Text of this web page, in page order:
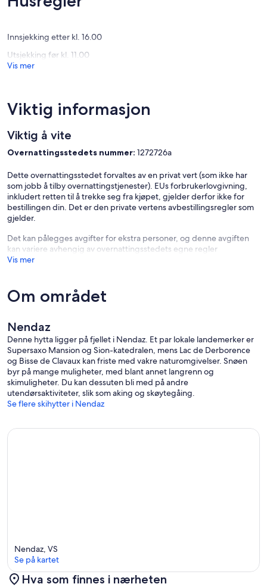
(10
Innsjekking etter kl. 16.00
Utsjekking før kl. 11.00
Vis mer
Viktig informasjon
Viktig å vite
Overnattingsstedets nummer: 1272726a
Dette overnattingsstedet forvaltes av en privat vert (som ikke har
som jobb å tilby overnattingstjenester). EUs forbrukerlovgivning,
inkludert retten til å trekke seg fra kjøpet, gjelder derfor ikke for
bestillingen din. Det er den private vertens avbestillingsregler som
gjelder.
Det kan pålegges avgifter for ekstra personer, og denne avgiften
kan variere avhengig av overnattingsstedets egne regler
Vis mer
Om området
Nendaz
Denne hytta ligger på fjellet i Nendaz. Et par lokale landemerker er
Supersaxo Mansion og Sion-katedralen, mens Lac de Derborence
og Bisse de Clavaux kan friste med vakre naturomgivelser. Snøen
byr på mange muligheter, med blant annet langrenn og
skimuligheter. Du kan dessuten bli med på andre
utendørsaktiviteter, slik som aking og skøytegåing.
Se flere skihytter i Nendaz
Nendaz, VS
Se på kartet
Hva som finnes i nærheten